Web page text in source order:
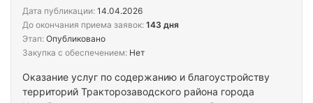
Оказание услуг по содержанию и благоустройству
территорий Тракторозаводского района города
Дата публикации: 14.04.2026
До окончания приема заявок: 143 дня
Этап: Опубликовано
Закупка с обеспечением: Нет